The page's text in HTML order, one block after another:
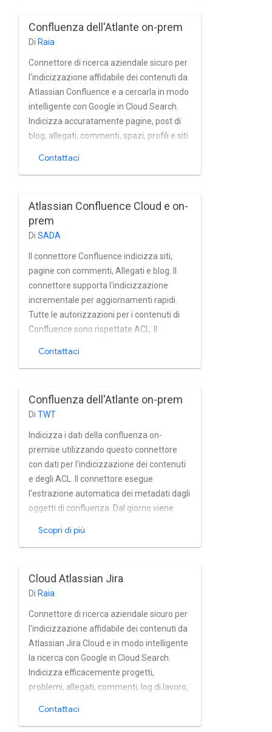
Confluenza dell'Atlante on-prem
Di Raia
Connettore di ricerca aziendale sicuro per
l'indicizzazione affidabile dei contenuti da
Atlassian Confluence e a cercarla in modo
intelligente con Google in Cloud Search.
Indicizza accuratamente pagine, post di
blog, allegati, commenti, spazi, profili e siti
gruppi in Atlassian Confluence come
installazioni Confluence basate su Active
Directory e altri dei servizi di directory.
Contattaci
Atlassian Confluence Cloud e on-
prem
Di SADA
Il connettore Confluence indicizza siti,
pagine con commenti, Allegati e blog. Il
connettore supporta l'indicizzazione
incrementale per aggiornamenti rapidi.
Tutte le autorizzazioni per i contenuti di
Confluence sono rispettate ACL. Il
Contattaci
Confluenza dell'Atlante on-prem
Di TWT
Indicizza i dati della confluenza on-
premise utilizzando questo connettore
con dati per l'indicizzazione dei contenuti
e degli ACL. Il connettore esegue
l'estrazione automatica dei metadati dagli
oggetti di confluenza. Dal giorno viene
reagisce attiva e abilita l'indicizzazione in
Scopri di più
Cloud Atlassian Jira
Di Raia
Connettore di ricerca aziendale sicuro per
l'indicizzazione affidabile dei contenuti da
Atlassian Jira Cloud e in modo intelligente
la ricerca con Google in Cloud Search.
Indicizza efficacemente progetti,
problemi, allegati, commenti, log di lavoro,
Contattaci